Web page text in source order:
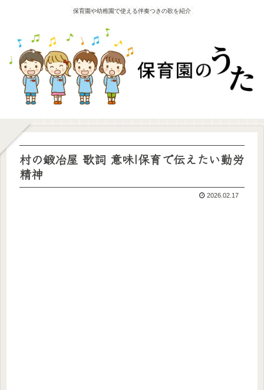
保育園や幼稚園で使える伴奏つきの歌を紹介
村の鍛冶屋 歌詞 意味|保育で伝えたい勤労
精神
2026.02.17